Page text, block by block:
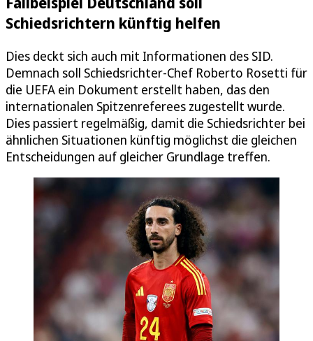
Schiedsrichtern künftig helfen
Dies deckt sich auch mit Informationen des SID.
Demnach soll Schiedsrichter-Chef Roberto Rosetti für
die UEFA ein Dokument erstellt haben, das den
internationalen Spitzenreferees zugestellt wurde.
Dies passiert regelmäßig, damit die Schiedsrichter bei
ähnlichen Situationen künftig möglichst die gleichen
Entscheidungen auf gleicher Grundlage treffen.